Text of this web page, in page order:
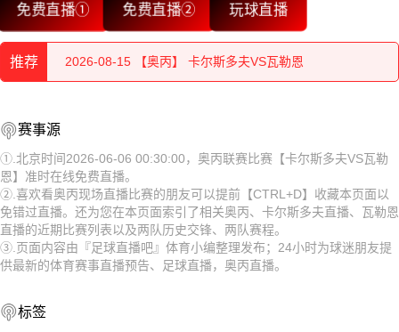
免费直播① 免费直播② 玩球直播
推荐
2026-08-15 【奥丙】 卡尔斯多夫VS瓦勒恩
2026-08-15 【奥丙】 卡尔斯多夫VS瓦勒恩
2026-08-15 【奥丙】 卡尔斯多夫VS瓦勒恩
2026-08-15 【奥丙】 卡尔斯多夫VS瓦勒恩
2026-08-15 【奥丙】 卡尔斯多夫VS瓦勒恩
2026-08-15 【奥丙】 卡尔斯多夫VS瓦勒恩
2026-08-15 【奥丙】 卡尔斯多夫VS瓦勒恩
2026-08-15 【奥丙】 卡尔斯多夫VS瓦勒恩
赛事源
①.北京时间2026-06-06 00:30:00，奥丙联赛比赛【卡尔斯多夫VS瓦勒
恩】准时在线免费直播。
②.喜欢看奥丙现场直播比赛的朋友可以提前【CTRL+D】收藏本页面以
免错过直播。还为您在本页面索引了相关奥丙、卡尔斯多夫直播、瓦勒恩
直播的近期比赛列表以及两队历史交锋、两队赛程。
③.页面内容由『足球直播吧』体育小编整理发布；24小时为球迷朋友提
供最新的体育赛事直播预告、足球直播，奥丙直播。
标签